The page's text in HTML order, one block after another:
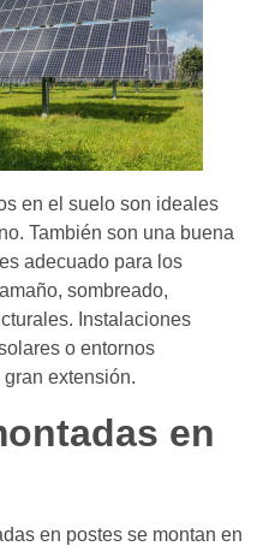
en el suelo son ideales
También son una buena
adecuado para los
sombreado,
Instalaciones
o entornos
extensión.
en
en postes se montan en